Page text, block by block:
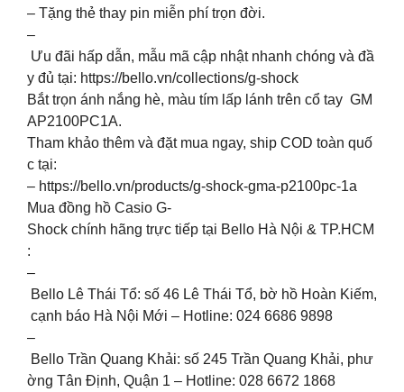
– Tặng thẻ thay pin miễn phí trọn đời.
–
Ưu đãi hấp dẫn, mẫu mã cập nhật nhanh chóng và đầ
y đủ tại: https://bello.vn/collections/g-shock
Bắt trọn ánh nắng hè, màu tím lấp lánh trên cổ tay GM
AP2100PC1A.
Tham khảo thêm và đặt mua ngay, ship COD toàn quố
c tại:
– https://bello.vn/products/g-shock-gma-p2100pc-1a
Mua đồng hồ Casio G-
Shock chính hãng trực tiếp tại Bello Hà Nội & TP.HCM
:
–
Bello Lê Thái Tổ: số 46 Lê Thái Tổ, bờ hồ Hoàn Kiếm,
cạnh báo Hà Nội Mới – Hotline: 024 6686 9898
–
Bello Trần Quang Khải: số 245 Trần Quang Khải, phư
ờng Tân Định, Quận 1 – Hotline: 028 6672 1868